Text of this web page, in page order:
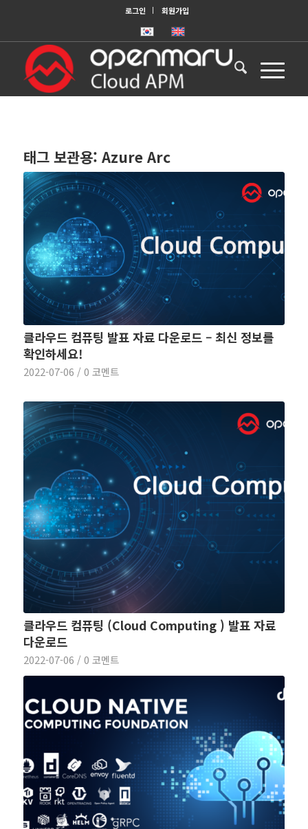
로그인 회원가입
태그 보관용: Azure Arc
클라우드 컴퓨팅 발표 자료 다운로드 – 최신 정보를
확인하세요!
2022-07-06 / 0 코멘트
클라우드 컴퓨팅 (Cloud Computing ) 발표 자료
다운로드
2022-07-06 / 0 코멘트